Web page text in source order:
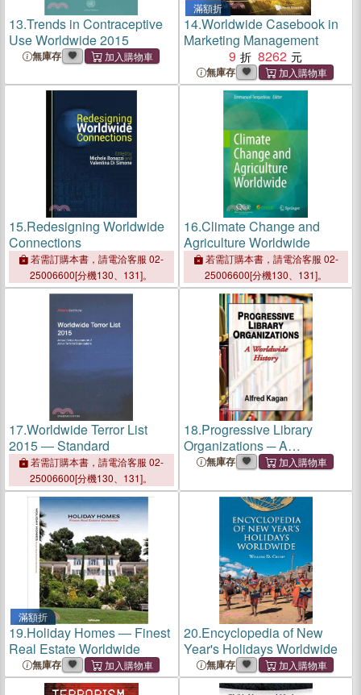
13.Trends in Contraceptive
Use Worldwide 2015
無庫存
滿額折
14.Worldwide Casebook in
Marketing Management
9
8262
無庫存
15.Redesigning Worldwide
Connections
若需訂購本書，請電洽客服 02-
25006600[分機130、131]。
16.Climate Change and
Agriculture Worldwide
若需訂購本書，請電洽客服 02-
25006600[分機130、131]。
17.Worldwide Terror List
2015 ― Standard
若需訂購本書，請電洽客服 02-
25006600[分機130、131]。
18.Progressive Library
Organizations ─ A
Worldwide History
無庫存
滿額折
19.Holiday Homes ― Finest
Real Estate Worldwide
無庫存
20.Encyclopedia of New
Year's Holidays Worldwide
無庫存